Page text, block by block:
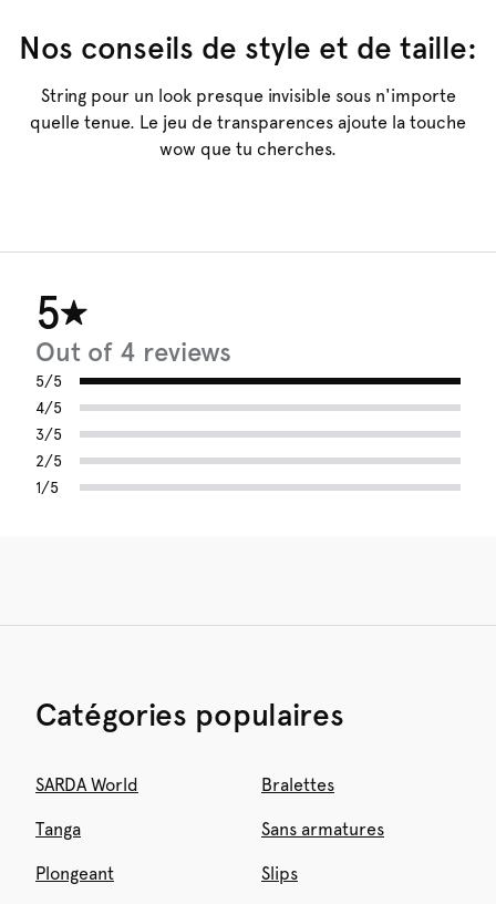
Coton:25%, Polyamide:60%, Elasthanne:15%
Nos conseils de style et de taille:
String pour un look presque invisible sous n'importe
quelle tenue. Le jeu de transparences ajoute la touche
wow que tu cherches.
5
Out of 4 reviews
5/5
4/5
3/5
2/5
1/5
Catégories populaires
SARDA World Bralettes
Tanga Sans armatures
Plongeant Slips